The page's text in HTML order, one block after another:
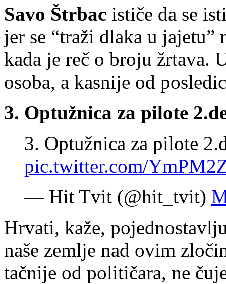
Savo Štrbac ističe da se
jer se “traži dlaka u jajetu”
kada je reč o broju žrtava.
osoba, a kasnije od
3. Optužnica za pilote
3. Optužnica za pilote
pic.twitter.com/
— Hit Tvit (@hit_tvit)
Hrvati, kaže,
naše zemlje nad ovim
tačnije od političara, ne